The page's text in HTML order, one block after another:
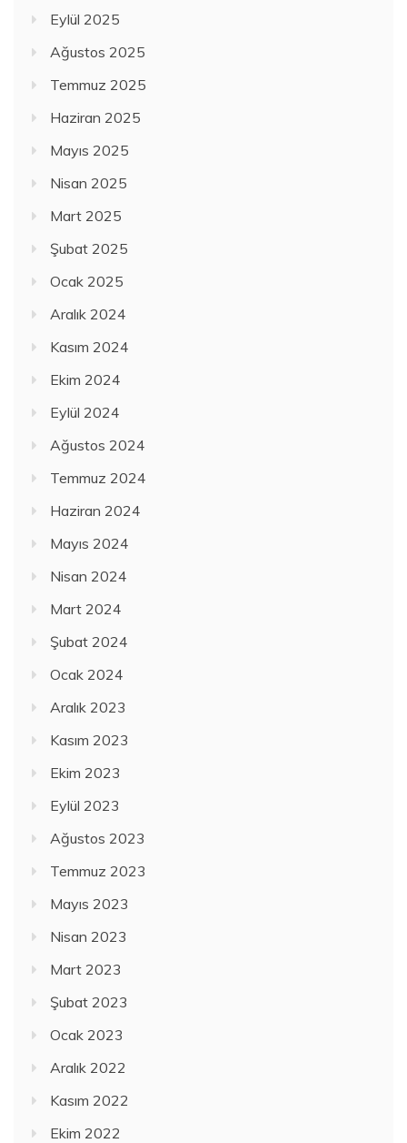
Eylül 2025
Ağustos 2025
Temmuz 2025
Haziran 2025
Mayıs 2025
Nisan 2025
Mart 2025
Şubat 2025
Ocak 2025
Aralık 2024
Kasım 2024
Ekim 2024
Eylül 2024
Ağustos 2024
Temmuz 2024
Haziran 2024
Mayıs 2024
Nisan 2024
Mart 2024
Şubat 2024
Ocak 2024
Aralık 2023
Kasım 2023
Ekim 2023
Eylül 2023
Ağustos 2023
Temmuz 2023
Mayıs 2023
Nisan 2023
Mart 2023
Şubat 2023
Ocak 2023
Aralık 2022
Kasım 2022
Ekim 2022